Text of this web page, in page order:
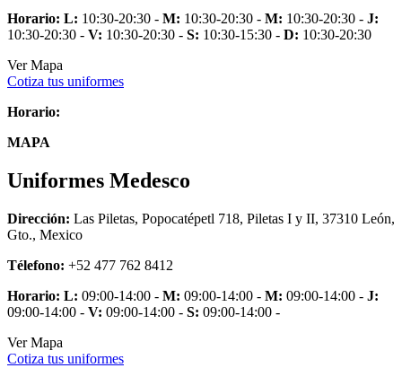
Horario: L: 10:30-20:30 - M: 10:30-20:30 - M: 10:30-20:30 - J:
10:30-20:30 - V: 10:30-20:30 - S: 10:30-15:30 - D: 10:30-20:30
Ver Mapa
Cotiza tus uniformes
Horario:
MAPA
Uniformes Medesco
Dirección: Las Piletas, Popocatépetl 718, Piletas I y II, 37310 León,
Gto., Mexico
Télefono: +52 477 762 8412
Horario: L: 09:00-14:00 - M: 09:00-14:00 - M: 09:00-14:00 - J:
09:00-14:00 - V: 09:00-14:00 - S: 09:00-14:00 -
Ver Mapa
Cotiza tus uniformes